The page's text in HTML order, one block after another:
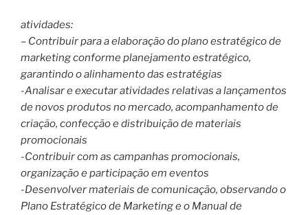
atividades:
– Contribuir para a elaboração do plano estratégico de
marketing conforme planejamento estratégico,
garantindo o alinhamento das estratégias
-Analisar e executar atividades relativas a lançamentos
de novos produtos no mercado, acompanhamento de
criação, confecção e distribuição de materiais
promocionais
-Contribuir com as campanhas promocionais,
organização e participação em eventos
-Desenvolver materiais de comunicação, observando o
Plano Estratégico de Marketing e o Manual de